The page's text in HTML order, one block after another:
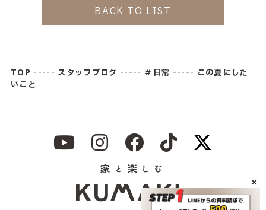
BACK TO LIST
TOP ----- スタッフブログ ----- ＃日常 ----- この夏にした
いこと